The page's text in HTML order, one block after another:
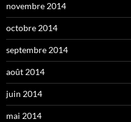
novembre 2014
octobre 2014
septembre 2014
août 2014
juin 2014
mai 2014